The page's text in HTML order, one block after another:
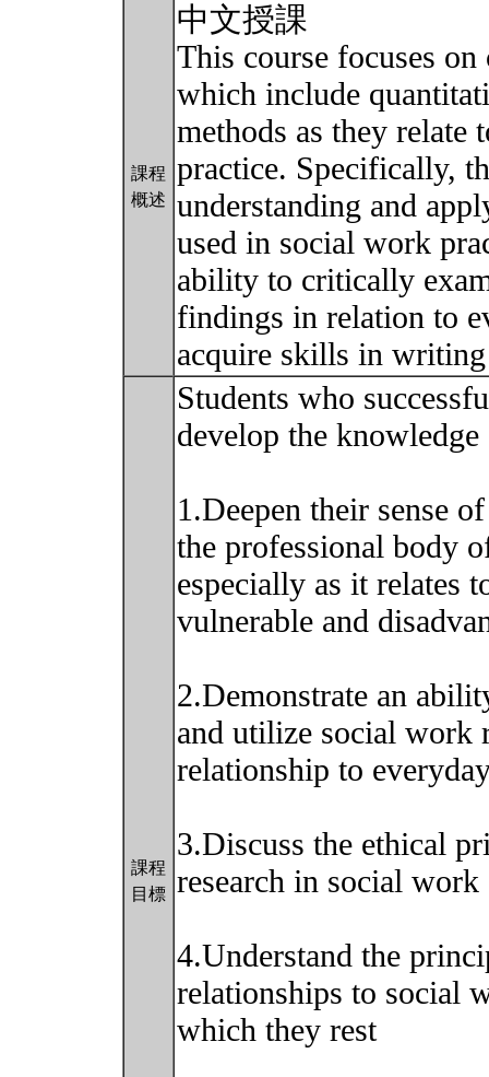
課程
概述
中文授課
This course focuses
which include
methods as they
practice. Specifically,
understanding and
used in social work
ability to critically
findings in relation to
acquire skills in
課程
目標
Students who
develop the
1.Deepen their sense
the professional body
especially as it relates
vulnerable and
2.Demonstrate an
and utilize social work
relationship to
3.Discuss the ethical
research in social work
4.Understand the
relationships to social
which they rest